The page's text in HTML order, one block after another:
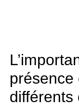
présence
différents